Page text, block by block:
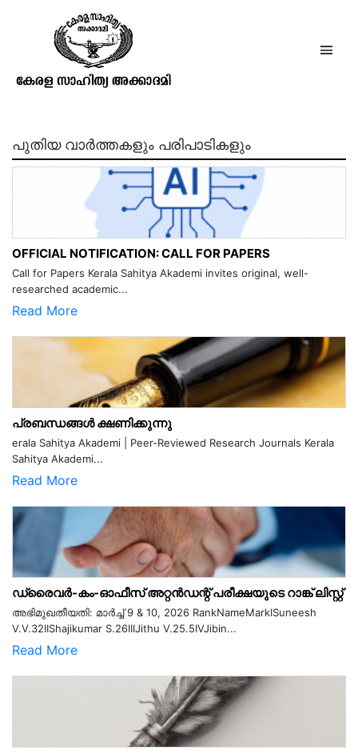
മൂര്‍ക്കോത്തിന്റെ ചെറുകഥകള്‍
പുതിയ വാർത്തകളും പരിപാടികളും
OFFICIAL NOTIFICATION: CALL FOR PAPERS
Call for Papers Kerala Sahitya Akademi invites original, well-
researched academic...
Read More
പ്രബന്ധങ്ങൾ ക്ഷണിക്കുന്നു
erala Sahitya Akademi | Peer-Reviewed Research Journals Kerala
Sahitya Akademi...
Read More
ഡ്രൈവർ-കം-ഓഫീസ് അറ്റൻഡന്റ് പരീക്ഷയുടെ റാങ്ക് ലിസ്റ്റ്
അഭിമുഖതീയതി: മാർച്ച് 9 & 10, 2026 RankNameMarkISuneesh
V.V.32IIShajikumar S.26IIIJithu V.25.5IVJibin...
Read More